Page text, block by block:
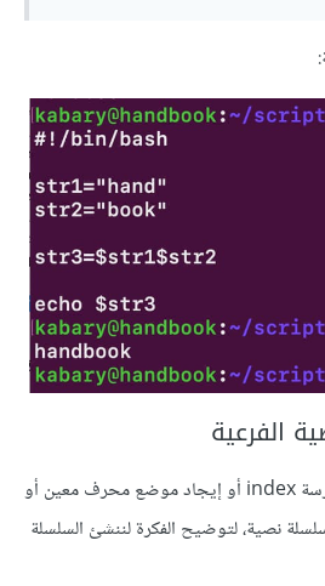
الفرعية
تساعدنا هذه العملية على فهرسة index أو إيجاد موضع محرف معين أو
نصية، لتوضيح الفكرة لننشئ السلسلة